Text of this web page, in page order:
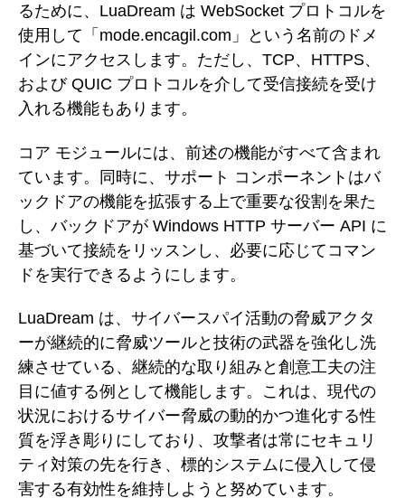
るために、LuaDream は WebSocket プロトコルを
使用して「mode.encagil.com」という名前のドメ
インにアクセスします。ただし、TCP、HTTPS、
および QUIC プロトコルを介して受信接続を受け
入れる機能もあります。
コア モジュールには、前述の機能がすべて含まれ
ています。同時に、サポート コンポーネントはバ
ックドアの機能を拡張する上で重要な役割を果た
し、バックドアが Windows HTTP サーバー API に
基づいて接続をリッスンし、必要に応じてコマン
ドを実行できるようにします。
LuaDream は、サイバースパイ活動の脅威アクタ
ーが継続的に脅威ツールと技術の武器を強化し洗
練させている、継続的な取り組みと創意工夫の注
目に値する例として機能します。これは、現代の
状況におけるサイバー脅威の動的かつ進化する性
質を浮き彫りにしており、攻撃者は常にセキュリ
ティ対策の先を行き、標的システムに侵入して侵
害する有効性を維持しようと努めています。